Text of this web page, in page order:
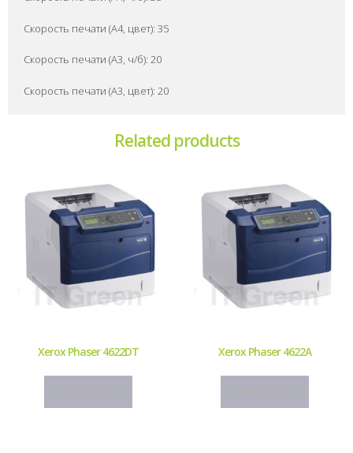
Скорость печати (А4, цвет): 35
Скорость печати (А3, ч/б): 20
Скорость печати (А3, цвет): 20
Related products
Xerox Phaser 4622DT Xerox Phaser 4622A